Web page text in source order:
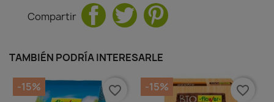
Compartir
TAMBIÉN PODRÍA INTERESARLE
-15% favorite_border -15% favorite_border